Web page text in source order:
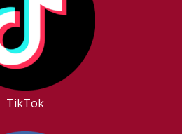
TikTok